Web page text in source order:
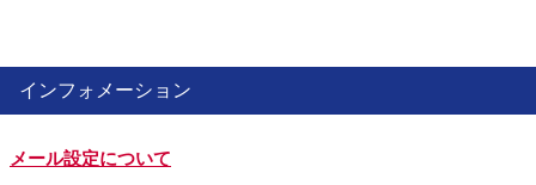
インフォメーション
メール設定について